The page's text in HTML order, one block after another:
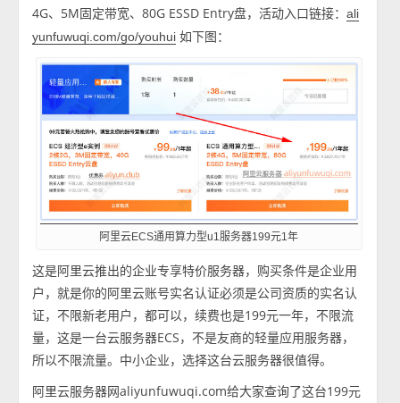
4G、5M固定带宽、80G ESSD Entry盘，活动入口链接：ali
yunfuwuqi.com/go/youhui 如下图：
阿里云ECS通用算力型u1服务器199元1年
这是阿里云推出的企业专享特价服务器，购买条件是企业用
户，就是你的阿里云账号实名认证必须是公司资质的实名认
证，不限新老用户，都可以，续费也是199元一年，不限流
量，这是一台云服务器ECS，不是友商的轻量应用服务器，
所以不限流量。中小企业，选择这台云服务器很值得。
阿里云服务器网aliyunfuwuqi.com给大家查询了这台199元